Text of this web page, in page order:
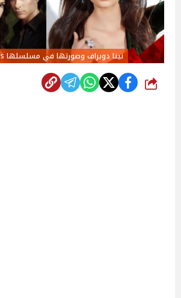
نينا دوبراف وصورتها في مسلسلها The Vampire Diaries
شارك